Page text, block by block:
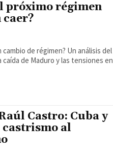
próximo régimen
caer?
cambio de régimen? Un análisis del
de Maduro y las tensiones en
Castro: Cuba y
castrismo al